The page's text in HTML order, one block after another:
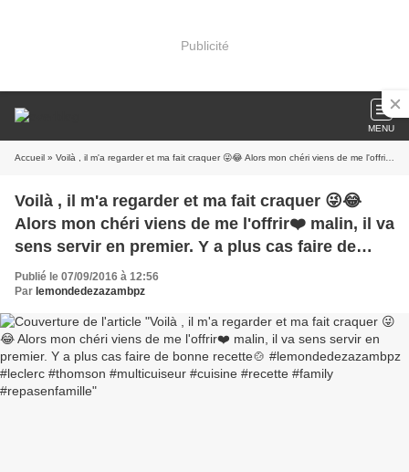
Publicité
MENU
Accueil » Voilà , il m'a regarder et ma fait craquer 😜😂 Alors mon chéri viens de me l'offrir❤️ malin, il va sens servir en premier. Y a plus cas faire de bonne recette🍲 #lemondedezazambpz #leclerc #thomson #multicuiseur #cuisine #recette #family #repasenfamille
Voilà , il m'a regarder et ma fait craquer 😜😂
Alors mon chéri viens de me l'offrir❤️ malin, il va
sens servir en premier. Y a plus cas faire de
bonne recette🍲 #lemondedezazambpz #leclerc
#thomson #multicuiseur #cuisine #recette
#family #repasenfamille
Publié le 07/09/2016 à 12:56
Par lemondedezazambpz